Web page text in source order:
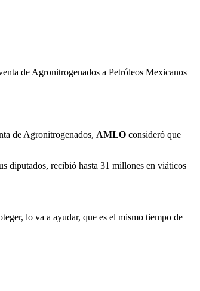
de Agronitrogenados a Petróleos Mexicanos
de Agronitrogenados, AMLO consideró que
diputados, recibió hasta 31 millones en viáticos
lo va a ayudar, que es el mismo tiempo de